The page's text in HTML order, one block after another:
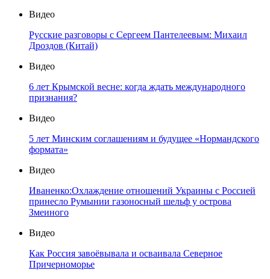
Видео
Русские разговоры с Сергеем Пантелеевым: Михаил
Дроздов (Китай)
Видео
6 лет Крымской весне: когда ждать международного
признания?
Видео
5 лет Минским соглашениям и будущее «Нормандского
формата»
Видео
Иваненко:Охлаждение отношений Украины с Россией
принесло Румынии газоносный шельф у острова
Змеиного
Видео
Как Россия завоёвывала и осваивала Северное
Причерноморье